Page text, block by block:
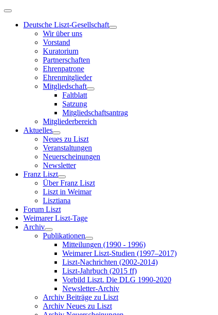
Deutsche Liszt-Gesellschaft
Wir über uns
Vorstand
Kuratorium
Partnerschaften
Ehrenpatrone
Ehrenmitglieder
Mitgliedschaft
Faltblatt
Satzung
Mitgliedschaftsantrag
Mitgliederbereich
Aktuelles
Neues zu Liszt
Veranstaltungen
Neuerscheinungen
Newsletter
Franz Liszt
Über Franz Liszt
Liszt in Weimar
Lisztiana
Forum Liszt
Weimarer Liszt-Tage
Archiv
Publikationen
Mitteilungen (1990 - 1996)
Weimarer Liszt-Studien (1997–2017)
Liszt-Nachrichten (2002-2014)
Liszt-Jahrbuch (2015 ff)
Vorbild Liszt. Die DLG 1990-2020
Newsletter-Archiv
Archiv Beiträge zu Liszt
Archiv Neues zu Liszt